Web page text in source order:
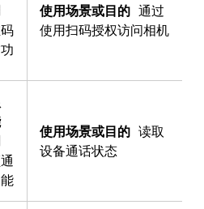
通过
使用扫码授权访问相机
读取
设备通话状态